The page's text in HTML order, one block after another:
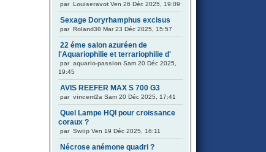
par Louiseravot Ven 26 Déc 2025, 19:09
Sexage Doryrhamphus excisus
par Roland30 Mar 23 Déc 2025, 15:57
22 éme salon azuréen de
l'Aquariophilie et terrariophilie d'
par aquario-passion Sam 20 Déc 2025,
19:45
AVIS REEFER MAX S 700 G3
par vincent2a Sam 20 Déc 2025, 17:41
Quel Lampe HQI pour croissance
coraux ?
par Swiip Ven 19 Déc 2025, 16:11
Nécrose anémone quadri ?